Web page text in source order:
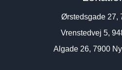
Ørstedsgade 27,
Vrenstedvej 5,
Algade 26, 7900